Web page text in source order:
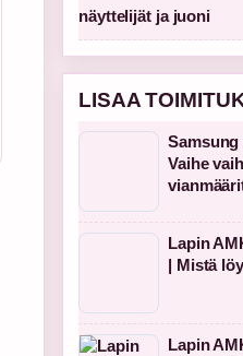
näyttelijät ja juoni
LISAA
Samsung
Vaihe
Lapin
| Mistä
Lapin